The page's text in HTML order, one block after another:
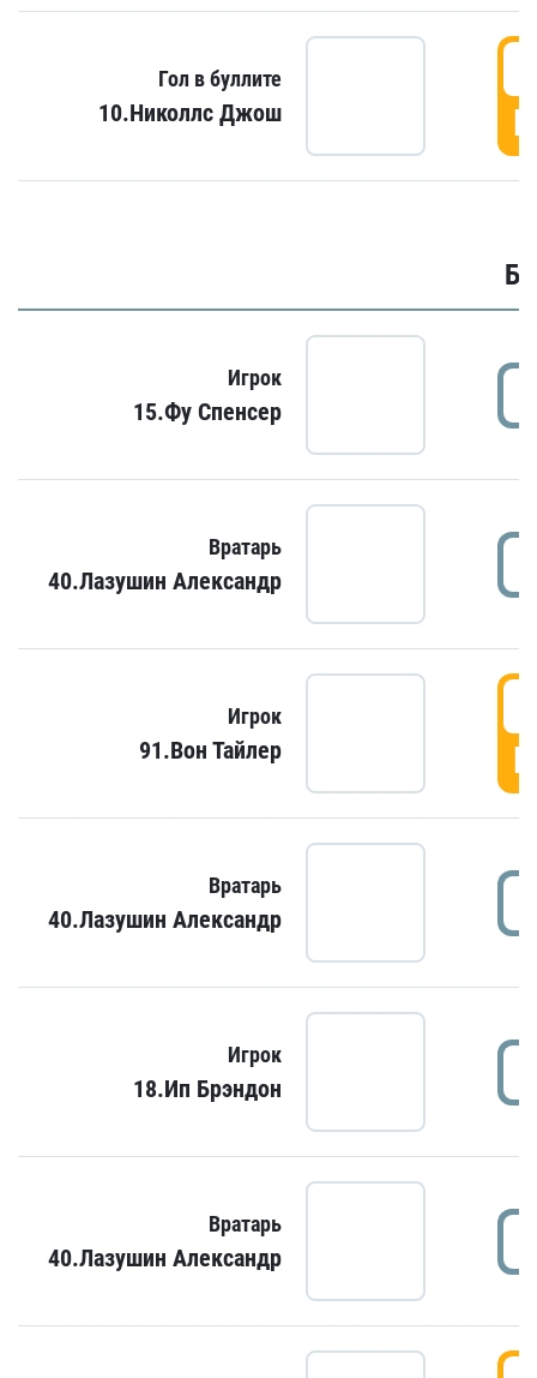
Гол в буллите
10.Николлс Джош
Игрок
15.Фу Спенсер
Вратарь
40.Лазушин Александр
Игрок
91.Вон Тайлер
Вратарь
40.Лазушин Александр
Игрок
18.Ип Брэндон
Вратарь
40.Лазушин Александр